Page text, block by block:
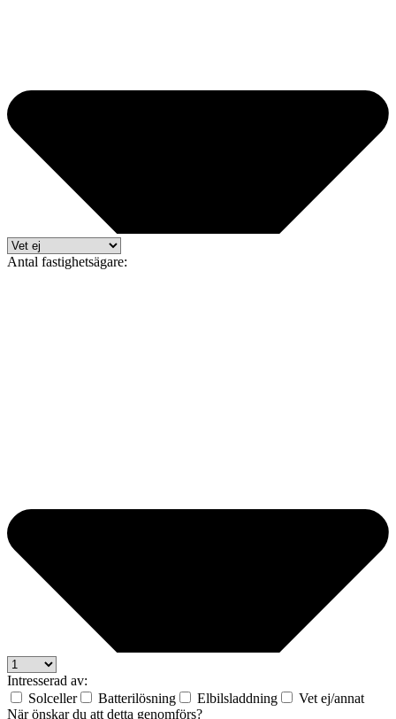
Antal fastighetsägare:
Intresserad av:
Solceller
Batterilösning Elbilsladdning
Vet ej/annat
När önskar du att detta genomförs?